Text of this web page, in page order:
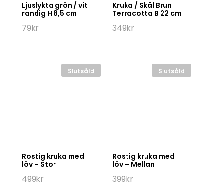
Ljuslykta grön / vit
randig H 8,5 cm
79kr
Kruka / Skål Brun
Terracotta B 22 cm
349kr
Slutsåld
Rostig kruka med
löv – Stor
499kr
Slutsåld
Rostig kruka med
löv – Mellan
399kr